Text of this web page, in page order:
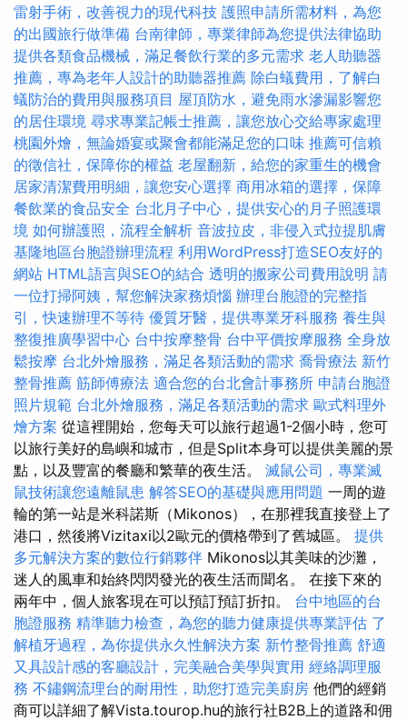
雷射手術，改善視力的現代科技 護照申請所需材料，為您
的出國旅行做準備 台南律師，專業律師為您提供法律協助
提供各類食品機械，滿足餐飲行業的多元需求 老人助聽器
推薦，專為老年人設計的助聽器推薦 除白蟻費用，了解白
蟻防治的費用與服務項目 屋頂防水，避免雨水滲漏影響您
的居住環境 尋求專業記帳士推薦，讓您放心交給專家處理
桃園外燴，無論婚宴或聚會都能滿足您的口味 推薦可信賴
的徵信社，保障你的權益 老屋翻新，給您的家重生的機會
居家清潔費用明細，讓您安心選擇 商用冰箱的選擇，保障
餐飲業的食品安全 台北月子中心，提供安心的月子照護環
境 如何辦護照，流程全解析 音波拉皮，非侵入式拉提肌膚
基隆地區台胞證辦理流程 利用WordPress打造SEO友好的
網站 HTML語言與SEO的結合 透明的搬家公司費用說明 請
一位打掃阿姨，幫您解決家務煩惱 辦理台胞證的完整指
引，快速辦理不等待 優質牙醫，提供專業牙科服務 養生與
整復推廣學習中心 台中按摩整骨 台中平價按摩服務 全身放
鬆按摩 台北外燴服務，滿足各類活動的需求 喬骨療法 新竹
整骨推薦 筋師傅療法 適合您的台北會計事務所 申請台胞證
照片規範 台北外燴服務，滿足各類活動的需求 歐式料理外
燴方案 從這裡開始，您每天可以旅行超過1-2個小時，您可
以旅行美好的島嶼和城市，但是Split本身可以提供美麗的景
點，以及豐富的餐廳和繁華的夜生活。 滅鼠公司，專業滅
鼠技術讓您遠離鼠患 解答SEO的基礎與應用問題 一周的遊
輪的第一站是米科諾斯（Mikonos），在那裡我直接登上了
港口，然後將Vizitaxi以2歐元的價格帶到了舊城區。 提供
多元解決方案的數位行銷夥伴 Mikonos以其美味的沙灘，
迷人的風車和始終閃閃發光的夜生活而聞名。 在接下來的
兩年中，個人旅客現在可以預訂預訂折扣。 台中地區的台
胞證服務 精準聽力檢查，為您的聽力健康提供專業評估 了
解植牙過程，為你提供永久性解決方案 新竹整骨推薦 舒適
又具設計感的客廳設計，完美融合美學與實用 經絡調理服
務 不鏽鋼流理台的耐用性，助您打造完美廚房 他們的經銷
商可以詳細了解Vista.tourop.hu的旅行社B2B上的道路和佣